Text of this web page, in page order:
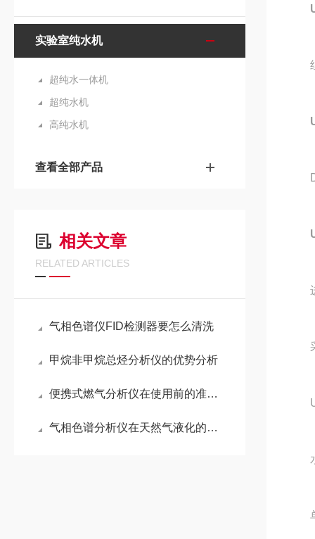
实验室纯水机
超纯水一体机
超纯水机
高纯水机
查看全部产品
相关文章
RELATED ARTICLES
气相色谱仪FID检测器要怎么清洗
甲烷非甲烷总烃分析仪的优势分析
便携式燃气分析仪在使用前的准备与安装
气相色谱分析仪在天然气液化的应用
组
D
进
采
UP
水
单